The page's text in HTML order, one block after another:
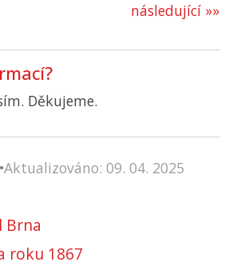
následující »»
Děkujeme.
•Aktualizováno: 09. 04. 2025
Brna
roku 1867